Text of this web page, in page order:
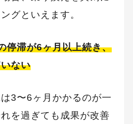
検索する
のキーワード
ティクス
Google広告
グといえます。
停滞が6ヶ月以上続き、
ない
3〜6ヶ月かかるのが一
を過ぎても成果が改善